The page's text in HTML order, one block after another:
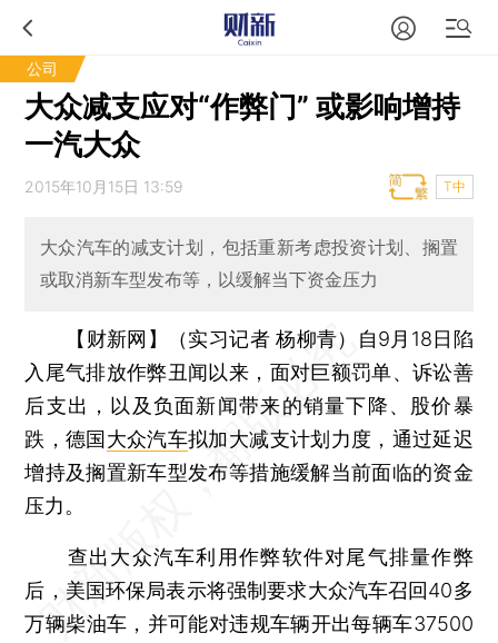
公司
大众减支应对“作弊门” 或影响增持
一汽大众
2015年10月15日 13:59 T中
大众汽车的减支计划，包括重新考虑投资计划、搁置
或取消新车型发布等，以缓解当下资金压力
【财新网】（实习记者 杨柳青）
自9月18日陷
入尾气排放作弊丑闻以来，面对巨额罚单、诉讼善
后支出，以及负面新闻带来的销量下降、股价暴
跌，德国 大众汽车拟加大减支计划力度，通过延迟
增持及搁置新车型发布等措施缓解当前面临的资金
压力。
查出大众汽车利用作弊软件对尾气排量作弊
后，美国环保局表示将强制要求大众汽车召回40多
万辆柴油车，并可能对违规车辆开出每辆车37500